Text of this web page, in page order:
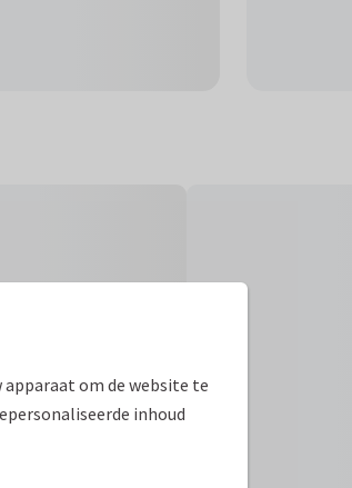
apparaat om de website te
inhoud